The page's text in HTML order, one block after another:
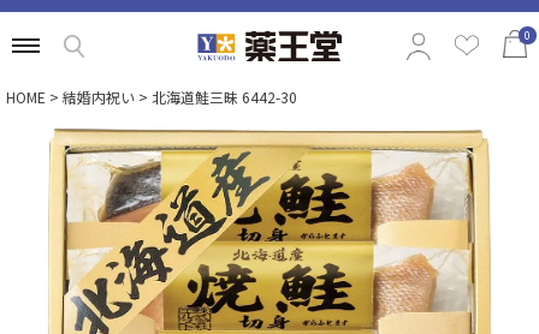
0
特集から選ぶ
商品の価格から選ぶ
定番ギフトから選ぶ
相手別のおすすめギフトから選ぶ
HOME 結婚内祝い 北海道鮭三昧 6442-30